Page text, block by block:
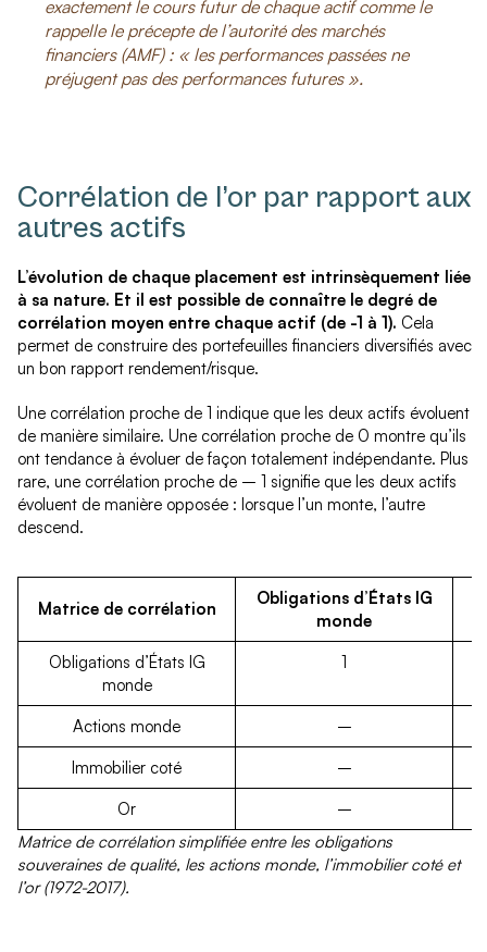
exactement le cours futur de chaque actif comme le
rappelle le précepte de l’autorité des marchés
financiers (AMF) : « les performances passées ne
préjugent pas des performances futures ».
Corrélation de l’or par rapport aux
autres actifs
L’évolution de chaque placement est intrinsèquement liée
à sa nature. Et il est possible de connaître le degré de
corrélation moyen entre chaque actif (de -1 à 1). Cela
permet de construire des portefeuilles financiers diversifiés avec
un bon rapport rendement/risque.
Une corrélation proche de 1 indique que les deux actifs évoluent
de manière similaire. Une corrélation proche de 0 montre qu’ils
ont tendance à évoluer de façon totalement indépendante. Plus
rare, une corrélation proche de – 1 signifie que les deux actifs
évoluent de manière opposée : lorsque l’un monte, l’autre
descend.
Matrice de corrélation
Obligations d’États IG
monde
Obligations d’États IG
monde
1
Actions monde
–
Immobilier coté
–
Or
–
Matrice de corrélation simplifiée entre les obligations
souveraines de qualité, les actions monde, l’immobilier coté et
l’or (1972-2017).